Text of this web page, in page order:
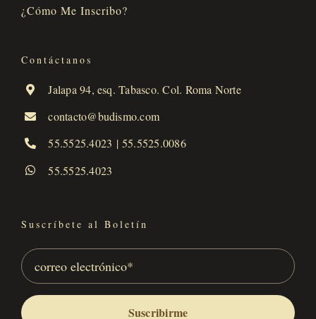
¿Cómo Me Inscribo?
Contáctanos
Jalapa 94, esq. Tabasco. Col. Roma Norte
contacto@budismo.com
55.5525.4023 | 55.5525.0086
55.5525.4023
Suscríbete al Boletín
Suscribirme